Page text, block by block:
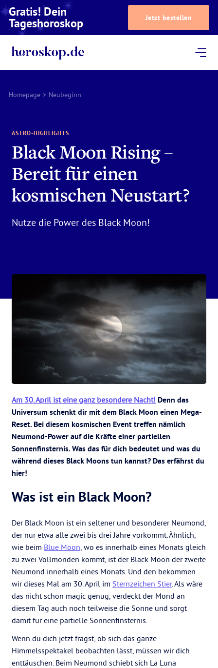
Gratis! Dein
Tageshoroskop Jetzt bestellen
Homepage > Neubeginn
ASTRO-HIGHLIGHTS
Black Moon Rising –
Bereit für einen
kosmischen Neustart?
Nutze die Power des Black Moon!
Am 30. April ist eine ganz besondere Nacht! Denn das
Universum schenkt dir mit dem Black Moon einen Mega-
Reset. Bei diesem kosmischen Event treffen nämlich
Neumond-Power auf die Kräfte einer partiellen
Sonnenfinsternis. Was das für dich bedeutet und was du
während dieses Black Moons tun kannst? Das erfährst du
hier!
Was ist ein Black Moon?
Der Black Moon ist ein seltener und besonderer Neumond,
der nur etwa alle zwei bis drei Jahre vorkommt. Ähnlich,
wie beim Blue Moon, wo es innerhalb eines Monats gleich
zu zwei Vollmonden kommt, ist der Black Moon der zweite
Neumond innerhalb eines Monats. Und den bekommen
wir dieses Mal am 30. April im Sternzeichen Stier. Als wäre
das nicht schon magic genug, verdeckt der Mond an
diesem Tag auch noch teilweise die Sonne und sorgt
damit für eine partielle Sonnenfinsternis.
Wenn du dich jetzt fragst, ob sich das ganze
Himmelsspektakel beobachten lässt, müssen wir dich
enttäuschen. Beim Neumond schiebt sich La Luna